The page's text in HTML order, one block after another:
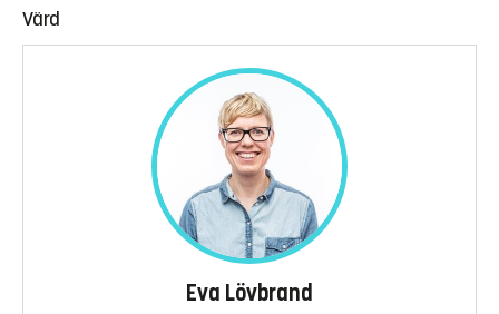
Värd
Eva Lövbrand